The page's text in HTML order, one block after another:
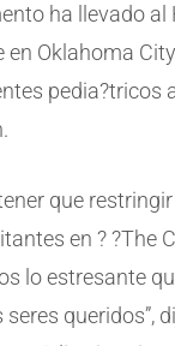
ha llevado al
en Oklahoma
pedia?tricos
que
en ? ?The
lo estresante
queridos”,